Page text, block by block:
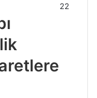
22